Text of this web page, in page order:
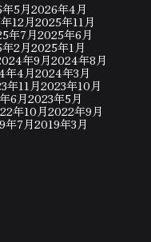
5月2026年4月
12月2025年11月
年7月2025年6月
2月2025年1月
年9月2024年8月
年4月2024年3月
年11月2023年10月
6月2023年5月
年10月2022年9月
年7月2019年3月